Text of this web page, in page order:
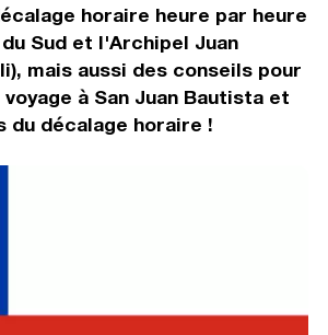
horaire heure par heure
Sud et l'Archipel Juan
mais aussi des conseils pour
à San Juan Bautista et
du décalage horaire !